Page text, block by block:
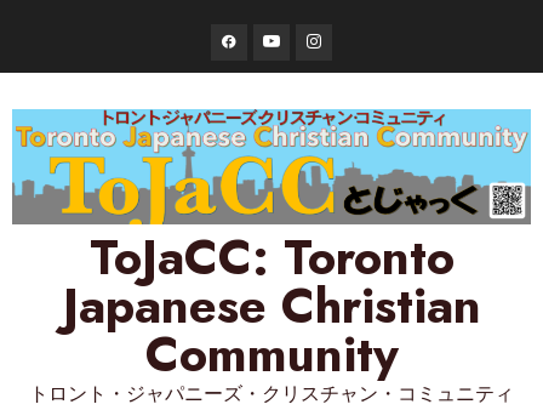
content
FacebookYouTubeInstagram
ToJaCC: Toronto
Japanese Christian
Community
トロント・ジャパニーズ・クリスチャン・コミュニティ